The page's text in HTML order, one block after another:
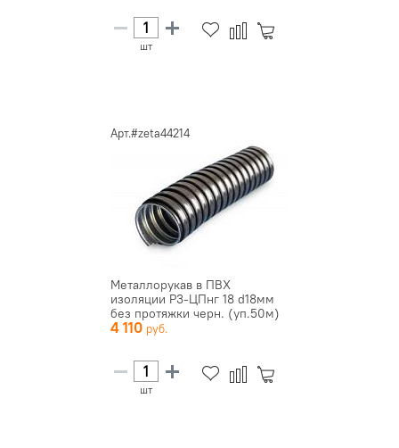
шт
Арт.#zeta44214
Металлорукав в ПВХ
изоляции Р3-ЦПнг 18 d18мм
без протяжки черн. (уп.50м)
ЗЭ...
4 110
шт